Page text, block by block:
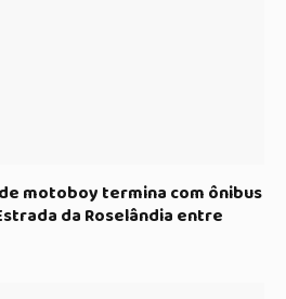
motoboy termina com ônibus
da Roselândia entre